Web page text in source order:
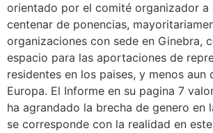
orientado por el comité organizador a
centenar de ponencias,
organizaciones con sede en Ginebra,
espacio para las aportaciones de
residentes en los paises, y menos aun
Europa. El Informe en su pagina 7
ha agrandado la brecha de genero en
se corresponde con la realidad en